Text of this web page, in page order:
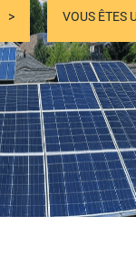
VOUS ÊTES